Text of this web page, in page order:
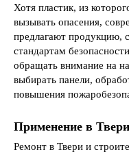
Хотя пластик, из
вызывать опасения,
предлагают продукцию,
стандартам
обращать внимание на
выбирать панели,
повышения
Применение в
Ремонт в Твери и